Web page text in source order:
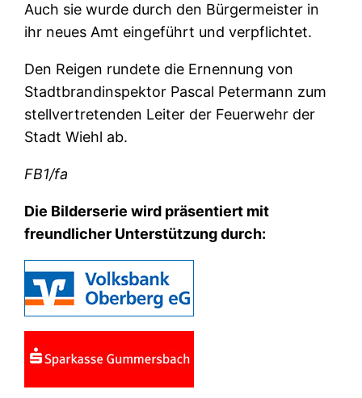
Auch sie wurde durch den Bürgermeister in
ihr neues Amt eingeführt und verpflichtet.
Den Reigen rundete die Ernennung von
Stadtbrandinspektor Pascal Petermann zum
stellvertretenden Leiter der Feuerwehr der
Stadt Wiehl ab.
FB1/fa
Die Bilderserie wird präsentiert mit
freundlicher Unterstützung durch: